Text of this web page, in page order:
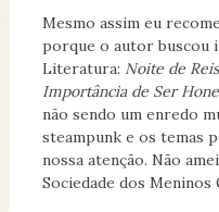
Mesmo assim eu
porque o autor buscou
Literatura: Noite de Reis
Importância de Ser
não sendo um enredo
steampunk e os temas
nossa atenção. Não
Sociedade dos Meninos